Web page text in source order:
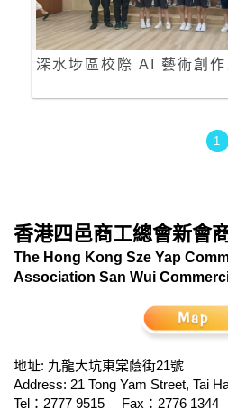
深水埗區校際 AI 藝術創作
1
香港四邑商工總會新會
The Hong Kong Sze Yap
Association San Wui
地址: 九龍大坑東棠蔭街21號
Address: 21 Tong Yam Street, Tai
Tel：2777 9515
Fax：2776 1344